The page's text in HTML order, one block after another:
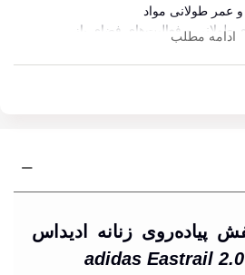
عمر طولانی مواد
طولانی و فعالیت‌های فضای باز
ادامه مطلب
پیاده‌روی زنانه ادیداس
adidas Eastrail